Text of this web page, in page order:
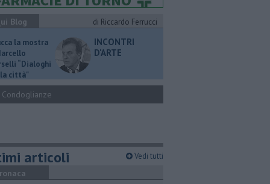
Blog
di Riccardo Ferrucci
la mostra
“Dialoghi
città"
INCONTRI
D'ARTE
Condoglianze
articoli Vedi tutti